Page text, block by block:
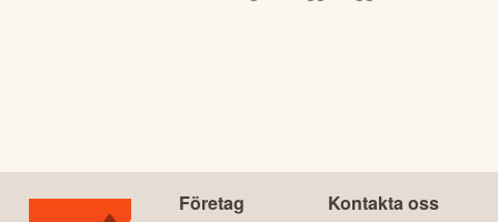
Företag Kontakta oss